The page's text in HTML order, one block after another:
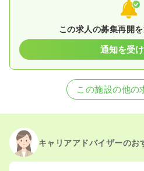
この求人の募集再開
通知を受
この施設の他の
キャリアアドバイザーのお